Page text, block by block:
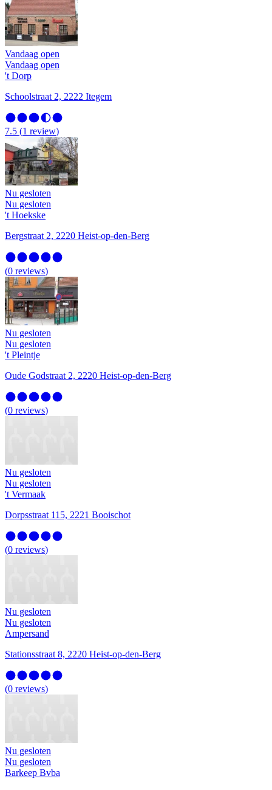
Vandaag open
Vandaag open
't Dorp
Schoolstraat 2, 2222 Itegem
7.5 (1 review)
Nu gesloten
Nu gesloten
't Hoekske
Bergstraat 2, 2220 Heist-op-den-Berg
(0 reviews)
Nu gesloten
Nu gesloten
't Pleintje
Oude Godstraat 2, 2220 Heist-op-den-Berg
(0 reviews)
Nu gesloten
Nu gesloten
't Vermaak
Dorpsstraat 115, 2221 Booischot
(0 reviews)
Nu gesloten
Nu gesloten
Ampersand
Stationsstraat 8, 2220 Heist-op-den-Berg
(0 reviews)
Nu gesloten
Nu gesloten
Barkeep Bvba